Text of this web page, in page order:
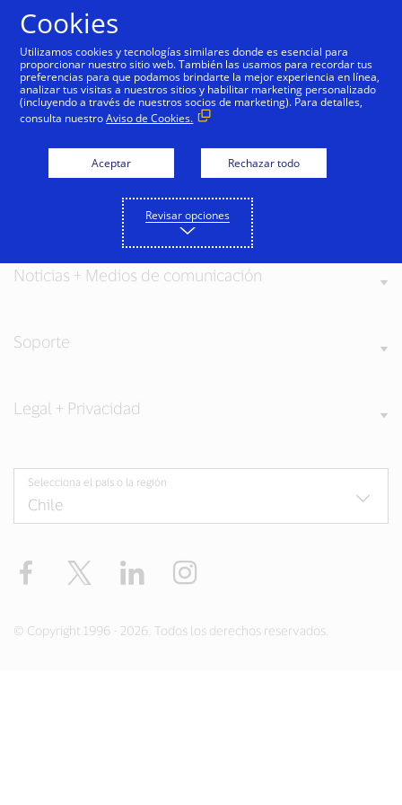
Nuestros valores
Noticias + Medios de comunicación
Soporte
Legal + Privacidad
Selecciona el país o la región
Facebook Twitter LinkedIn
© Copyright 1996 - 2026. Todos los derechos reservados.
Cookies
Utilizamos cookies y tecnologías similares donde es esencial para
proporcionar nuestro sitio web. También las usamos para recordar tus
preferencias para que podamos brindarte la mejor experiencia en línea,
analizar tus visitas a nuestros sitios y habilitar marketing personalizado
(incluyendo a través de nuestros socios de marketing). Para detalles,
consulta nuestroAviso de Cookies.
Aceptar Rechazar todo
Revisar opciones